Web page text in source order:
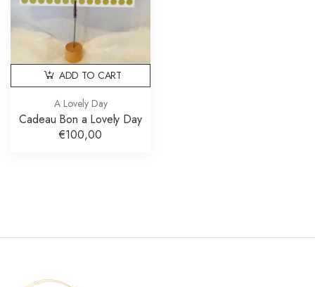
A Lovely Day
Cadeau Bon a Lovely Day
€100,00
ADD TO CART